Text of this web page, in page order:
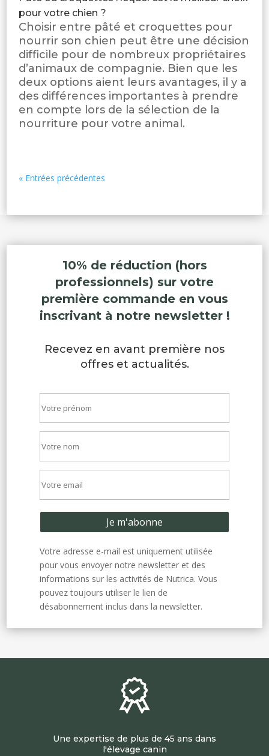
pour votre chien ?
Choisir entre pâté et croquettes pour
nourrir son chien peut être une décision
difficile pour de nombreux propriétaires
d’animaux de compagnie. Bien que les
deux options aient leurs avantages, il y a
des différences importantes à prendre
en compte lors de la sélection de la
nourriture pour votre animal.
« Entrées précédentes
10% de réduction (hors
professionnels) sur votre
première commande en vous
inscrivant à notre newsletter !
Recevez en avant première nos
offres et actualités.
Votre adresse e-mail est uniquement utilisée
pour vous envoyer notre newsletter et des
informations sur les activités de Nutrica. Vous
pouvez toujours utiliser le lien de
désabonnement inclus dans la newsletter.
Une expertise de plus de 45 ans dans
l'élevage canin